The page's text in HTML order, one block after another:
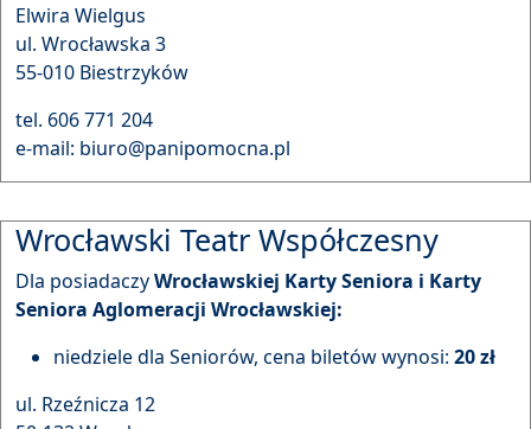
Elwira Wielgus
ul. Wrocławska 3
55-010 Biestrzyków
tel. 606 771 204
e-mail: biuro@panipomocna.pl
Wrocławski Teatr Współczesny
Dla posiadaczyWrocławskiej Karty Seniora i Karty
Seniora Aglomeracji Wrocławskiej:
niedziele dla Seniorów, cena biletów wynosi: 20 zł
ul. Rzeźnicza 12